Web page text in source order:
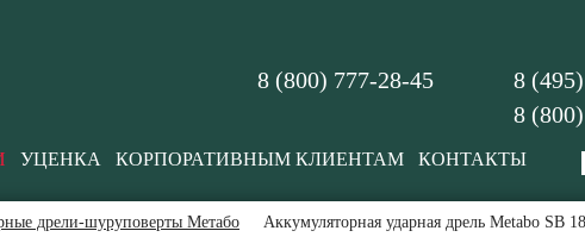
8
8
8 (800) 777-28-45
УЦЕНКА КОРПОРАТИВНЫМ КЛИЕНТАМ КОНТАКТЫ
дрели-шуруповерты Метабо Аккумуляторная ударная дрель Metabo SB